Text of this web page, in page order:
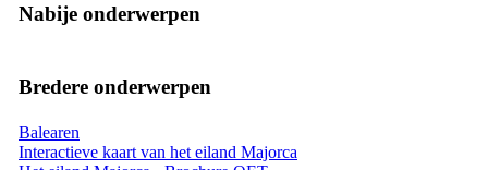
Nabije onderwerpen
Bredere onderwerpen
Balearen
Interactieve kaart van het eiland Majorca